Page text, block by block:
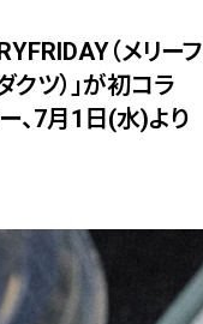
（メリーフ
クツ）」が初コラ
、7月1日(水)より